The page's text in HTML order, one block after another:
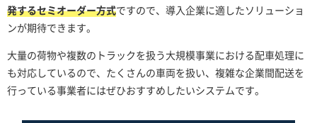
発するセミオーダー方式ですので、導入企業に適したソリューショ
ンが期待できます。
大量の荷物や複数のトラックを扱う大規模事業における配車処理に
も対応しているので、たくさんの車両を扱い、複雑な企業間配送を
行っている事業者にはぜひおすすめしたいシステムです。